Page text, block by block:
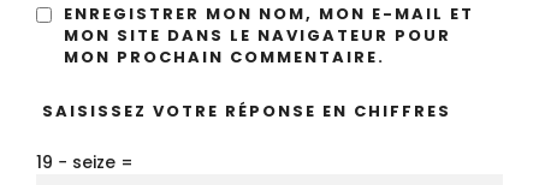
ENREGISTRER MON NOM, MON E-MAIL ET
MON SITE DANS LE NAVIGATEUR POUR
MON PROCHAIN COMMENTAIRE.
SAISISSEZ VOTRE RÉPONSE EN CHIFFRES
19 − seize =